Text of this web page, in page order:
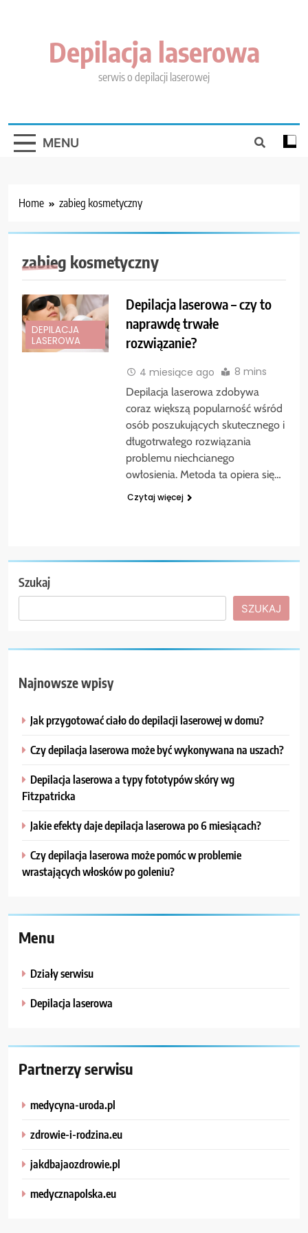
Depilacja laserowa
serwis o depilacji laserowej
MENU
Home zabieg kosmetyczny
zabieg kosmetyczny
DEPILACJA
LASEROWA
Depilacja laserowa – czy to
naprawdę trwałe
rozwiązanie?
4 miesiące ago 8 mins
Depilacja laserowa zdobywa
coraz większą popularność wśród
osób poszukujących skutecznego i
długotrwałego rozwiązania
problemu niechcianego
owłosienia. Metoda ta opiera się…
Czytaj więcej
Szukaj
SZUKAJ
Najnowsze wpisy
Jak przygotować ciało do depilacji laserowej w domu?
Czy depilacja laserowa może być wykonywana na uszach?
Depilacja laserowa a typy fototypów skóry wg
Fitzpatricka
Jakie efekty daje depilacja laserowa po 6 miesiącach?
Czy depilacja laserowa może pomóc w problemie
wrastających włosków po goleniu?
Menu
Działy serwisu
Depilacja laserowa
Partnerzy serwisu
medycyna-uroda.pl
zdrowie-i-rodzina.eu
jakdbajaozdrowie.pl
medycznapolska.eu